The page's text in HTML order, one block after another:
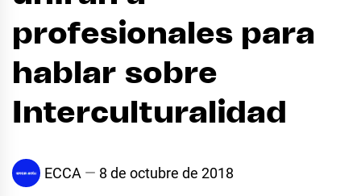
profesionales para
hablar sobre
Interculturalidad
ECCA 8 de octubre de 2018